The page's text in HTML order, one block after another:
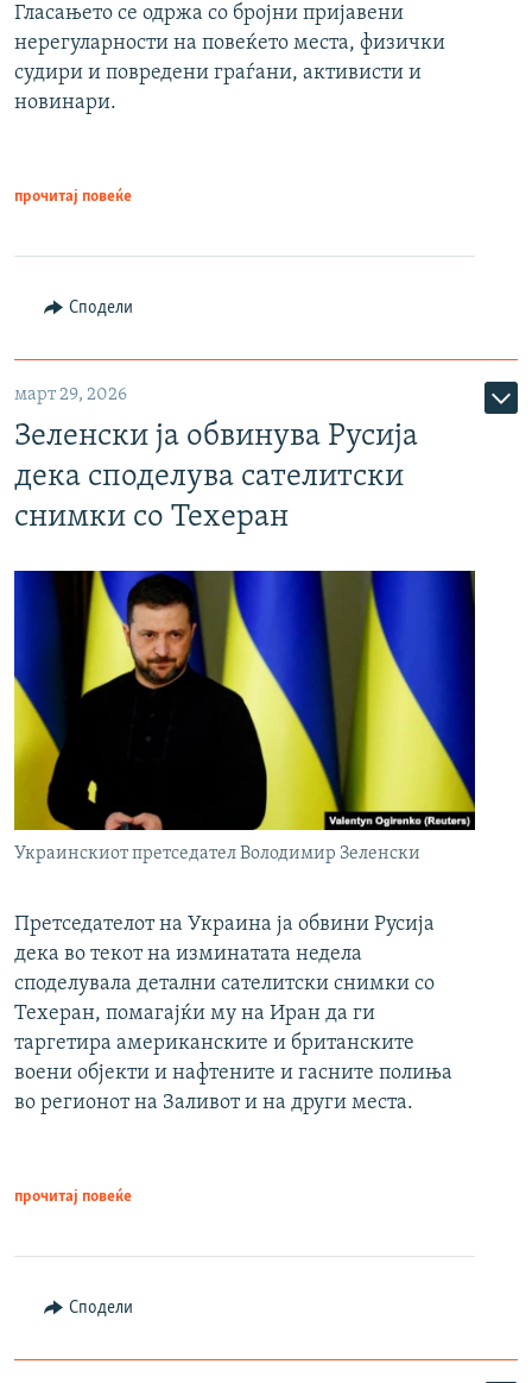
Гласањето се одржа со бројни пријавени
нерегуларности на повеќето места, физички
судири и повредени граѓани, активисти и
новинари.
прочитај повеќе
Сподели
март 29, 2026
Зеленски ја обвинува Русија
дека споделува сателитски
снимки со Техеран
Украинскиот претседател Володимир Зеленски
Претседателот на Украина ја обвини Русија
дека во текот на изминатата недела
споделувала детални сателитски снимки со
Техеран, помагајќи му на Иран да ги
таргетира американските и британските
воени објекти и нафтените и гасните полиња
во регионот на Заливот и на други места.
прочитај повеќе
Сподели